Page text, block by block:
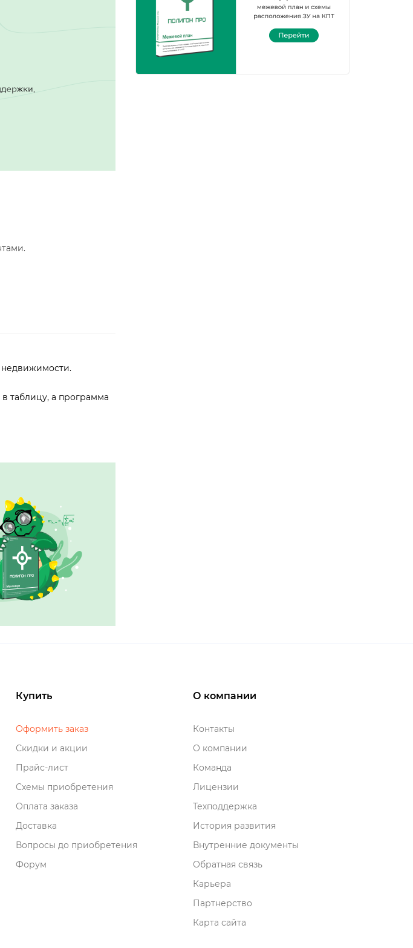
таблицу, а программа
Купить
Оформить заказ
Скидки и акции
Прайс-лист
Схемы приобретения
Оплата заказа
Доставка
опросы до приобретения
Форум
О компании
Контакты
О компании
Команда
Лицензии
Техподдержка
История развития
нутренние документы
Обратная связь
Карьера
Партнерство
Карта сайта